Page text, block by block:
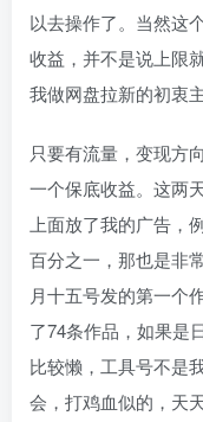
以去操作了。当然这
收益，并不是说上限
我做网盘拉新的初衷
只要有流量，变现方
一个保底收益。这两
上面放了我的广告，
百分之一，那也是非
月十五号发的第一个
了74条作品，如果是
比较懒，工具号不是
会，打鸡血似的，天